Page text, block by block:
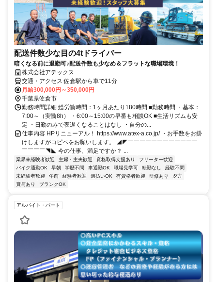
配送件数少な目の4tドライバー
暗くなる前に退勤可♪配送件数も少なめ＆フラットな職場環境！
株式会社アテックス
交通・アクセス 佐倉駅から車で11分
月給300,000円～350,000円
千葉県佐倉市
勤務時間詳細 総労働時間：1ヶ月あたり180時間 ■勤務時間 ・基本：
7:00～（実働8h） ・6:00～15:00の早番も相談OK ■生活リズムも安
定 ・日勤のみで夜遅くなることはなし ・自分の...
仕事内容 HPリニューアル！ https://www.atex-a.co.jp/ ・お手数をお掛
けしますがコピペをお願いします。 ◢◤￣￣￣￣￣￣￣￣￣￣￣￣
￣￣￣￣◥◣ 今の仕事、満足ですか？ ...
業界未経験者歓迎 主婦・主夫歓迎 資格取得支援あり
フリーター歓迎
バイク通勤OK
早朝 学歴不問 車通勤OK 職場見学可 転勤なし
経験不問
未経験者歓迎
午前 経験者歓迎 週払いOK 有資格者歓迎 研修あり
夕方
賞与あり
ブランクOK
アルバイト・パート